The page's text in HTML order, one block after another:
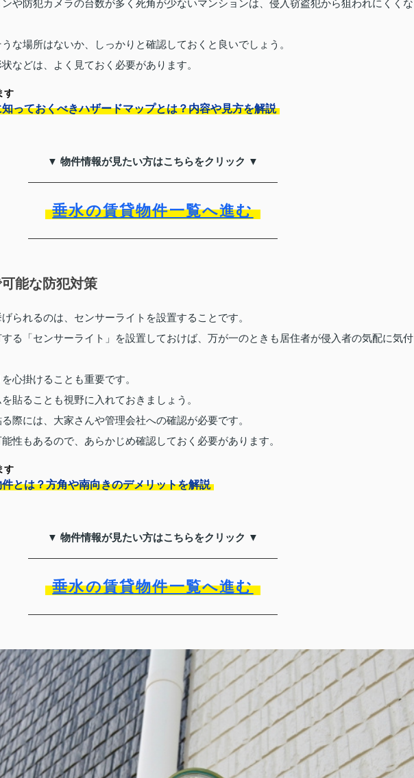
や防犯カメラの台数が多く死角が少ないマンションは、侵入窃盗犯から狙われにくくな
な場所はないか、しっかりと確認しておくと良いでしょう。
などは、よく見ておく必要があります。
す
っておくべきハザードマップとは？内容や見方を解説
▼ 物件情報が見たい方はこちらをクリック ▼
垂水の賃貸物件一覧へ進む
能な防犯対策
られるのは、センサーライトを設置することです。
る「センサーライト」を設置しておけば、万が一のときも居住者が侵入者の気配に気付
心掛けることも重要です。
貼ることも視野に入れておきましょう。
際には、大家さんや管理会社への確認が必要です。
性もあるので、あらかじめ確認しておく必要があります。
す
とは？方角や南向きのデメリットを解説
▼ 物件情報が見たい方はこちらをクリック ▼
垂水の賃貸物件一覧へ進む